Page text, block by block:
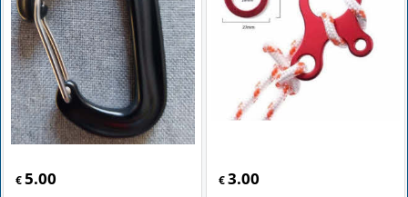
Nouveau Nouveau